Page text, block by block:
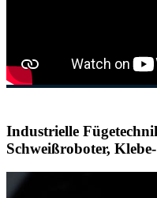
Industrielle
Schweißroboter,